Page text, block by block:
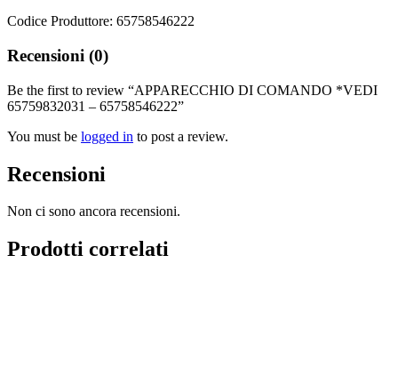
Codice Produttore: 65758546222
Recensioni (0)
Be the first to review “APPARECCHIO DI COMANDO *VEDI
65759832031 – 65758546222”
You must be logged in to post a review.
Recensioni
Non ci sono ancora recensioni.
Prodotti correlati